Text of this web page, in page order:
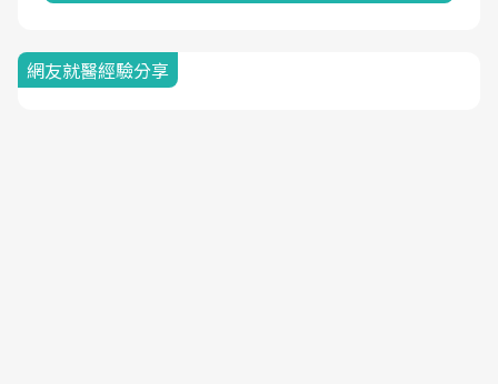
網友就醫經驗分享